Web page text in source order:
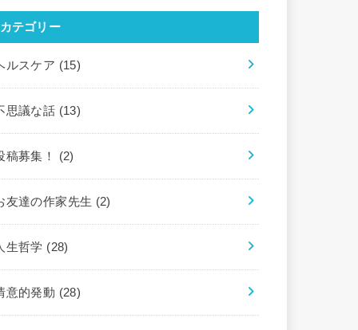
カテゴリー
ルスケア (15)
思議な話 (13)
稿募集！ (2)
友達の作家先生 (2)
生哲学 (28)
意的発動 (28)